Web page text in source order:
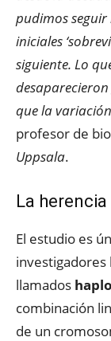
pudimos
iniciales
siguiente. Lo
que la
profesor de
Uppsala.
La
El estudio es
investigadores
llamados
combinación
de un